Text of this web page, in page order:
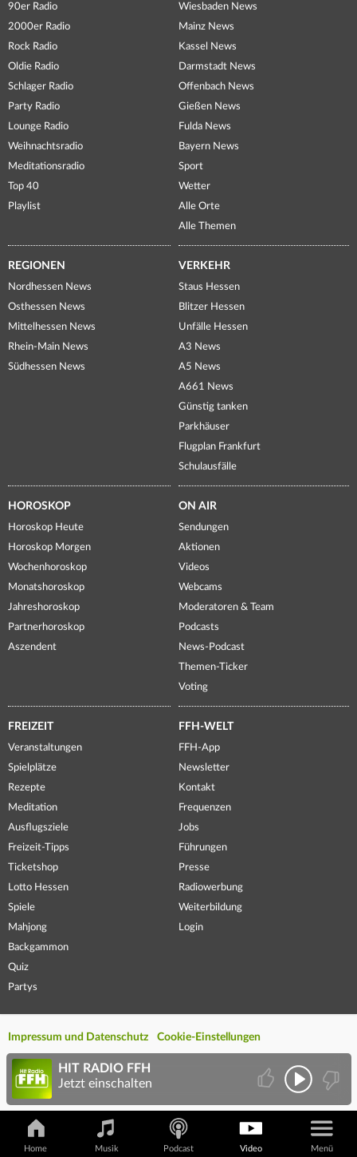
90er Radio
2000er Radio
Rock Radio
Oldie Radio
Schlager Radio
Party Radio
Lounge Radio
Weihnachtsradio
Meditationsradio
Top 40
Playlist
Wiesbaden News
Mainz News
Kassel News
Darmstadt News
Offenbach News
Gießen News
Fulda News
Bayern News
Sport
Wetter
Alle Orte
Alle Themen
REGIONEN
Nordhessen News
Osthessen News
Mittelhessen News
Rhein-Main News
Südhessen News
VERKEHR
Staus Hessen
Blitzer Hessen
Unfälle Hessen
A3 News
A5 News
A661 News
Günstig tanken
Parkhäuser
Flugplan Frankfurt
Schulausfälle
HOROSKOP
Horoskop Heute
Horoskop Morgen
Wochenhoroskop
Monatshoroskop
Jahreshoroskop
Partnerhoroskop
Aszendent
ON AIR
Sendungen
Aktionen
Videos
Webcams
Moderatoren & Team
Podcasts
News-Podcast
Themen-Ticker
Voting
FREIZEIT
Veranstaltungen
Spielplätze
Rezepte
Meditation
Ausflugsziele
Freizeit-Tipps
Ticketshop
Lotto Hessen
Spiele
Mahjong
Backgammon
Quiz
Partys
FFH-WELT
FFH-App
Newsletter
Kontakt
Frequenzen
Jobs
Führungen
Presse
Radiowerbung
Weiterbildung
Login
Impressum und Datenschutz Cookie-Einstellungen
Home Musik Podcast Video Menü
HIT RADIO FFH
Jetzt einschalten